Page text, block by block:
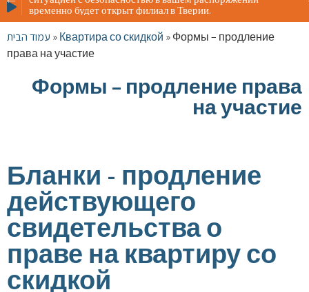
временно будет открыт филиал в Тверии.
עמוד הבית »Квартира со скидкой »Формы – продление
права на участие
Формы – продление права
на участие
Бланки - продление
действующего
свидетельства о
праве на квартиру со
скидкой